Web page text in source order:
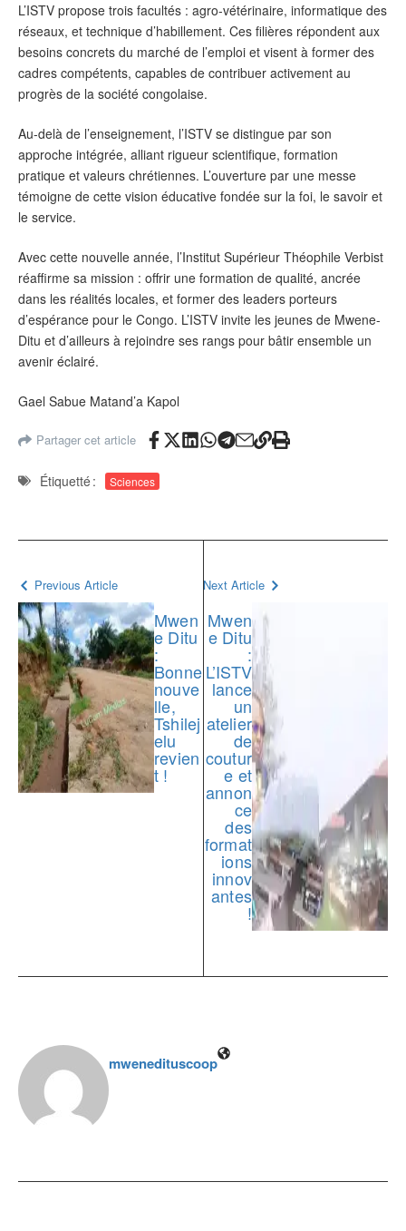
‎L’ISTV propose trois facultés : agro-vétérinaire, informatique des
réseaux, et technique d’habillement. Ces filières répondent aux
besoins concrets du marché de l’emploi et visent à former des
cadres compétents, capables de contribuer activement au
progrès de la société congolaise.
‎Au-delà de l’enseignement, l’ISTV se distingue par son
approche intégrée, alliant rigueur scientifique, formation
pratique et valeurs chrétiennes. L’ouverture par une messe
témoigne de cette vision éducative fondée sur la foi, le savoir et
le service.
‎Avec cette nouvelle année, l’Institut Supérieur Théophile Verbist
réaffirme sa mission : offrir une formation de qualité, ancrée
dans les réalités locales, et former des leaders porteurs
d’espérance pour le Congo. L’ISTV invite les jeunes de Mwene-
Ditu et d’ailleurs à rejoindre ses rangs pour bâtir ensemble un
avenir éclairé.
‎Gael Sabue Matand’a Kapol
Partager cet article
Étiquetté : Sciences
Previous Article
Mwen
e Ditu
:
Bonne
nouve
lle,
Tshilej
elu
revien
t !
Next Article
Mwen
e Ditu
:
L’ISTV
lance
un
atelier
de
coutur
e et
annon
ce
des
format
ions
innov
antes
!
mwenedituscoop